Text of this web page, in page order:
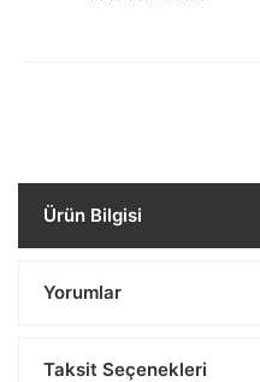
Ürün Bilgisi
Yorumlar
Taksit Seçenekleri